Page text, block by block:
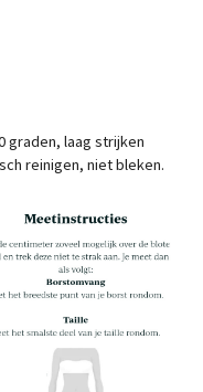
graden, laag strijken
reinigen, niet bleken.